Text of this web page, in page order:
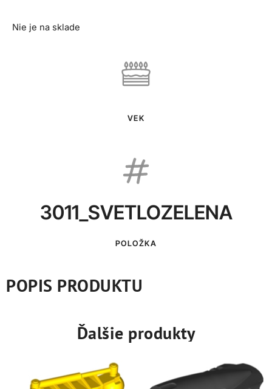
Nie je na sklade
VEK
3011_SVETLOZELENA
POLOŽKA
POPIS PRODUKTU
Ďalšie produkty